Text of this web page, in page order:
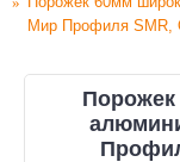
Мир Профиля SMR,